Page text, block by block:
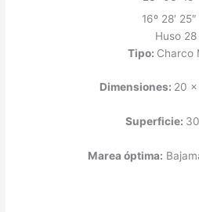
16º 28′
Huso 28
Tipo: Charco
Dimensiones: 20
Superficie:
Marea óptima: